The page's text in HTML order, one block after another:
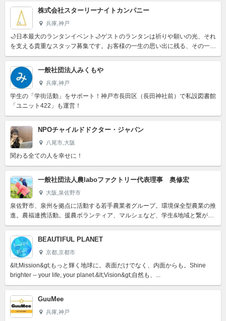
株式会社スターリーナイトカンパニー
兵庫,神戸
🌙日本最大のランタンイベント🌙ゲストのランタンは祈りや願いの光、それ
を支える貴重なスタッフ募集です。お客様の一生の思い出に残る、その一部
になれる体験をぜひ一緒に楽しみましょう！
一般社団法人みくもや
兵庫,神戸
学生の「学街活動」をサポート！神戸市長田区（長田神社前）で私設図書館
「ユニット422」も運営！
NPOチャイルドドクター・ジャパン
八尾市,大阪
関わる全ての人を幸せに！
一般社団法人農laboファクトリー代表理事 奥修宏
大阪,泉佐野市
泉佐野市、泉州を拠点に活動する若手農業者グループ。環境保全型農業の推
進。農福連携活動。援農ボランティア、マルシェなど、学生&地域と繋がる
農業。
BEAUTIFUL PLANET
京都,京都市
&lt;Mission&gt;もっと輝く地球に。表面だけでなく、内面からも。Shine
brighter -- your life, your planet.&lt;Vision&gt;自然も、...
GuuMee
兵庫,神戸